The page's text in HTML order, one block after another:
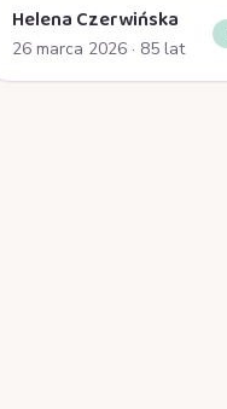
Helena Czerwińska
26 marca 2026 · 85 lat